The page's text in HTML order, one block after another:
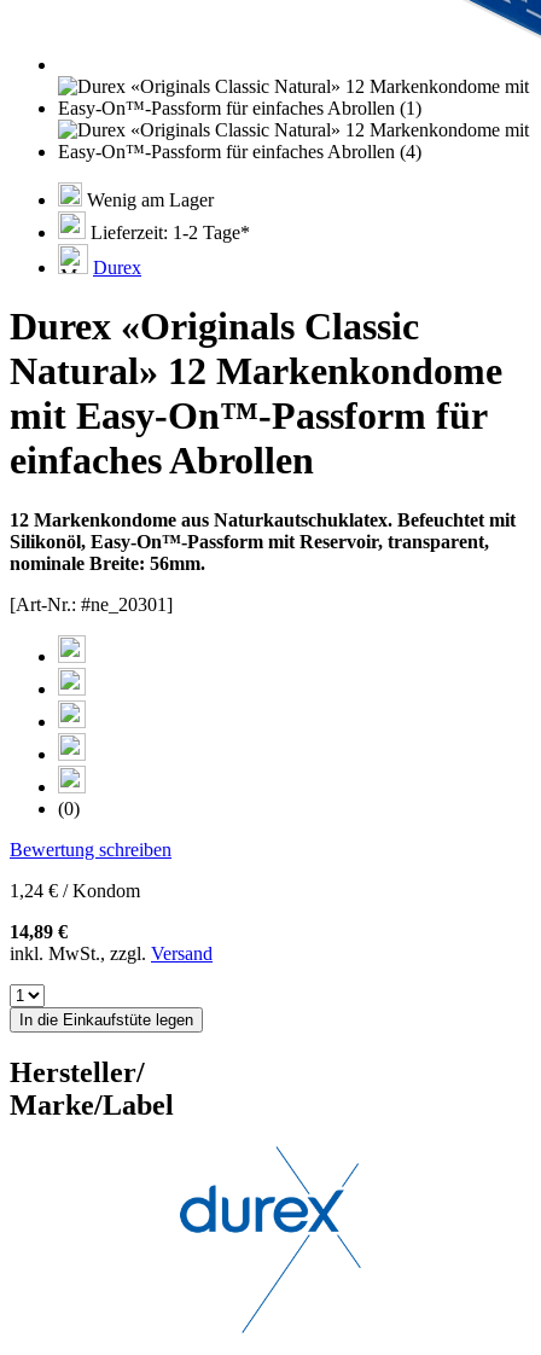
Wenig am Lager
Lieferzeit: 1-2 Tage*
Durex
Durex «Originals Classic
Natural» 12 Markenkondome
mit Easy-On™-Passform für
einfaches Abrollen
12 Markenkondome aus Naturkautschuklatex. Befeuchtet mit
Silikonöl, Easy-On™-Passform mit Reservoir, transparent,
nominale Breite: 56mm.
[Art-Nr.: #ne_20301]
(0)
Bewertung schreiben
1,24 € / Kondom
14,89 €
inkl. MwSt., zzgl. Versand
In die Einkaufstüte legen
Hersteller/
Marke/Label